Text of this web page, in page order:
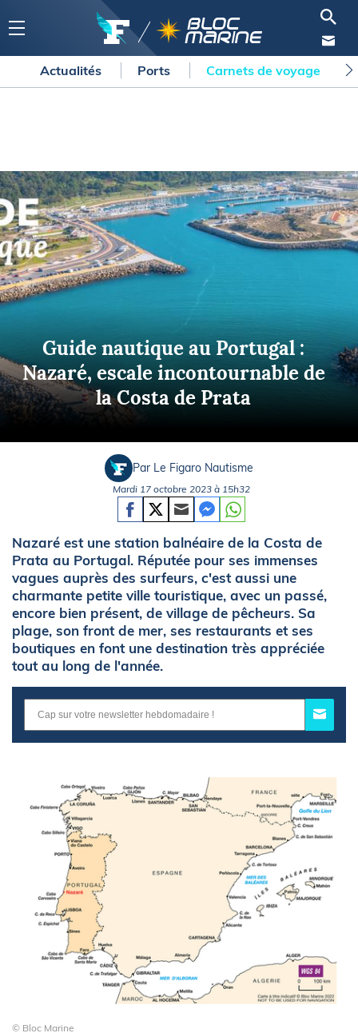
Actualités Ports Carnets de voyage
Guide nautique au Portugal :
Nazaré, escale incontournable de
la Costa de Prata
Par Le Figaro Nautisme
Mardi 17 octobre 2023 à 15h32
Nazaré est une station balnéaire de la Costa de
Prata au Portugal. Réputée pour ses immenses
vagues auprès des surfeurs, c'est aussi une
charmante petite ville touristique, avec un passé,
encore bien présent, de village de pêcheurs. Sa
plage, son front de mer, ses restaurants et ses
boutiques en font une destination très appréciée
tout au long de l'année.
© Bloc Marine